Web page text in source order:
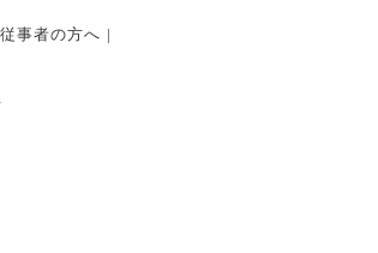
事者の方へ |